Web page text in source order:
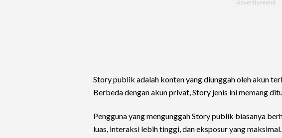
Story publik adalah konten yang diunggah oleh akun
Berbeda dengan akun privat, Story jenis ini memang
Pengguna yang mengunggah Story publik biasanya
luas, interaksi lebih tinggi, dan eksposur yang maksimal.